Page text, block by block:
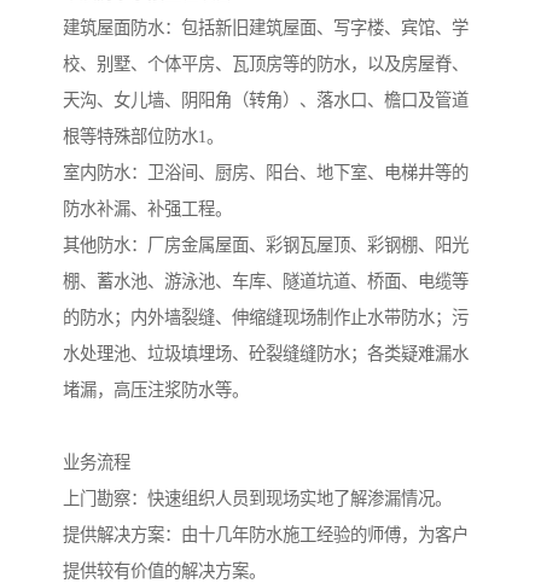
建筑屋面防水：包括新旧建筑屋面、写字楼、宾馆、学
校、别墅、个体平房、瓦顶房等的防水，以及房屋脊、
天沟、女儿墙、阴阳角（转角）、落水口、檐口及管道
根等特殊部位防水1。
室内防水：卫浴间、厨房、阳台、地下室、电梯井等的
防水补漏、补强工程。
其他防水：厂房金属屋面、彩钢瓦屋顶、彩钢棚、阳光
棚、蓄水池、游泳池、车库、隧道坑道、桥面、电缆等
的防水；内外墙裂缝、伸缩缝现场制作止水带防水；污
水处理池、垃圾填埋场、砼裂缝缝防水；各类疑难漏水
堵漏，高压注浆防水等。
业务流程
上门勘察：快速组织人员到现场实地了解渗漏情况。
提供解决方案：由十几年防水施工经验的师傅，为客户
提供较有价值的解决方案。